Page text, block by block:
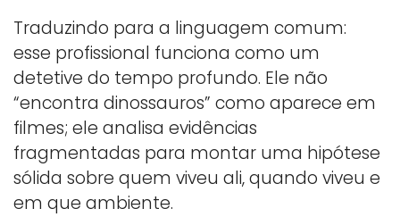
Traduzindo para a linguagem comum:
esse profissional funciona como um
detetive do tempo profundo. Ele não
“encontra dinossauros” como aparece em
filmes; ele analisa evidências
fragmentadas para montar uma hipótese
sólida sobre quem viveu ali, quando viveu e
em que ambiente.